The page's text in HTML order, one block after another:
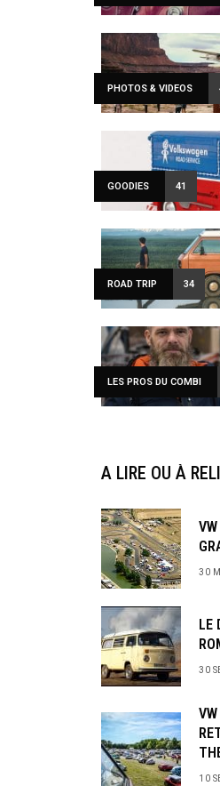
PHOTOS & VIDEOS
GOODIES 41
ROAD TRIP 34
LES PROS DU COMBI
A LIRE OU À
30
LE
30
10